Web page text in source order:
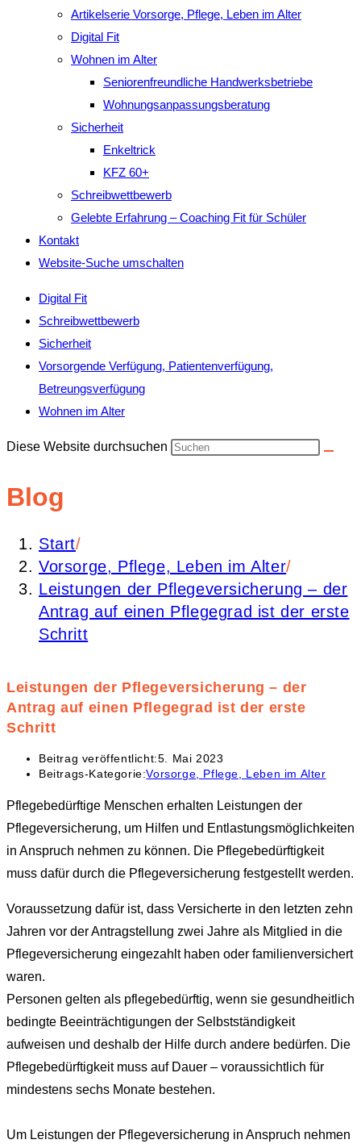
Artikelserie Vorsorge, Pflege, Leben im Alter
Digital Fit
Wohnen im Alter
Seniorenfreundliche Handwerksbetriebe
Wohnungsanpassungsberatung
Sicherheit
Enkeltrick
KFZ 60+
Schreibwettbewerb
Gelebte Erfahrung – Coaching Fit für Schüler
Kontakt
Website-Suche umschalten
Digital Fit
Schreibwettbewerb
Sicherheit
Vorsorgende Verfügung, Patientenverfügung,
Betreungsverfügung
Wohnen im Alter
Diese Website durchsuchen
Blog
Start/
Vorsorge, Pflege, Leben im Alter/
Leistungen der Pflegeversicherung – der
Antrag auf einen Pflegegrad ist der erste
Schritt
Leistungen der Pflegeversicherung – der
Antrag auf einen Pflegegrad ist der erste
Schritt
Beitrag veröffentlicht:5. Mai 2023
Beitrags-Kategorie:Vorsorge, Pflege, Leben im Alter
Pflegebedürftige Menschen erhalten Leistungen der
Pflegeversicherung, um Hilfen und Entlastungsmöglichkeiten
in Anspruch nehmen zu können. Die Pflegebedürftigkeit
muss dafür durch die Pflegeversicherung festgestellt werden.
Voraussetzung dafür ist, dass Versicherte in den letzten zehn
Jahren vor der Antragstellung zwei Jahre als Mitglied in die
Pflegeversicherung eingezahlt haben oder familienversichert
waren.
Personen gelten als pflegebedürftig, wenn sie gesundheitlich
bedingte Beeinträchtigungen der Selbstständigkeit
aufweisen und deshalb der Hilfe durch andere bedürfen. Die
Pflegebedürftigkeit muss auf Dauer – voraussichtlich für
mindestens sechs Monate bestehen.
Um Leistungen der Pflegeversicherung in Anspruch nehmen